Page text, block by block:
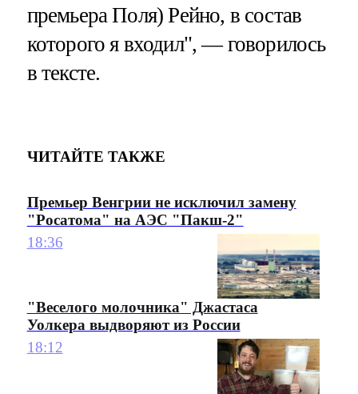
премьера Поля) Рейно, в состав
которого я входил", — говорилось
в тексте.
ЧИТАЙТЕ ТАКЖЕ
Премьер Венгрии не исключил замену
"Росатома" на АЭС "Пакш-2"
18:36
"Веселого молочника" Джастаса
Уолкера выдворяют из России
18:12